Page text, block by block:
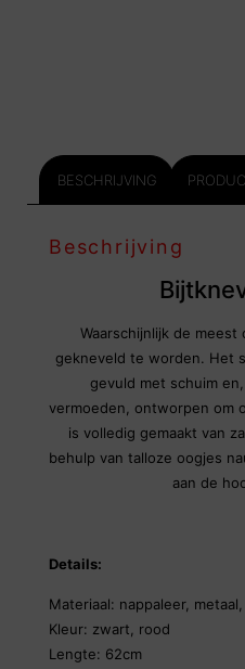
BESCHRIJVING
Beschrijving
Waarschijnlijk de
gekneveld te worden. Het
gevuld met schuim
vermoeden, ontworpen om
is volledig gemaakt van
behulp van talloze oogjes
aan de
Details:
Materiaal: nappaleer,
Kleur: zwart, rood
Lengte: 62cm